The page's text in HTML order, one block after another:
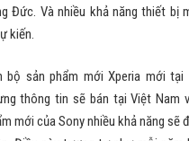
Đức. Và nhiều khả năng thiết bị
kiến.
bộ sản phẩm mới Xperia mới tại
thông tin sẽ bán tại Việt Nam
mới của Sony nhiều khả năng sẽ